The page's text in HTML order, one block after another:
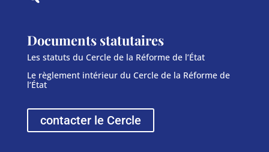
Documents statutaires
Les statuts du Cercle de la Réforme de l’État
Le règlement intérieur du Cercle de la Réforme de
l’État
contacter le Cercle